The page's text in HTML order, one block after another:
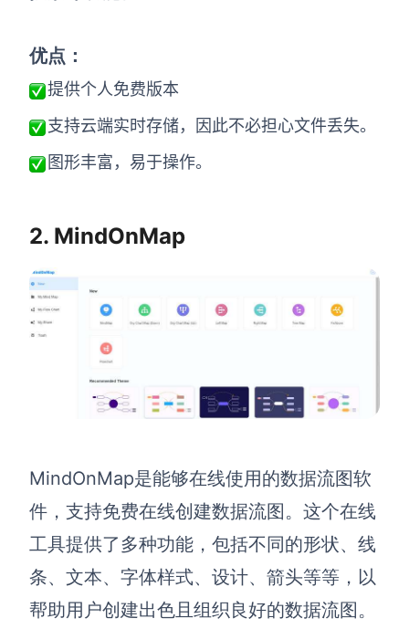
数据分析与策略
AI生成用户画像
AI生成Smart分析
AI生成波士顿矩阵
AI生成安索夫矩阵
AI生成Grow模型
AI生成AARRR模型
AI生成图片
私有化部署
客户案例
优点：
提供个人免费版本
支持云端实时存储，因此不必担心文件丢失。
图形丰富，易于操作。
2. MindOnMap
MindOnMap是能够在线使用的数据流图软
件，支持免费在线创建数据流图。这个在线
工具提供了多种功能，包括不同的形状、线
条、文本、字体样式、设计、箭头等等，以
帮助用户创建出色且组织良好的数据流图。